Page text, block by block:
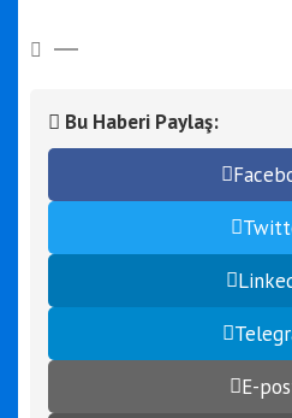
Bu Haberi Paylaş:
E-